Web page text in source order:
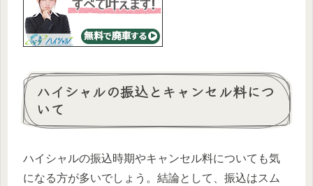
ハイシャルの振込とキャンセル料につ
いて
ハイシャルの振込時期やキャンセル料についても気
になる方が多いでしょう。結論として、振込はスム